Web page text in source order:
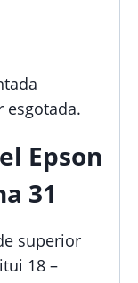
Epson
31
superior
18 –